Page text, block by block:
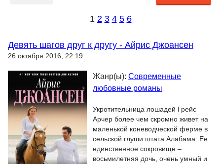
1 2 3 4 5 6
Девять шагов друг к другу - Айрис Джоансен
26 октября 2016, 22:19
Жанр(ы): Современные
любовные романы
Укротительница лошадей Грейс
Арчер более чем скромно живет на
маленькой коневодческой ферме в
сельской глуши штата Алабама. Ее
единственное сокровище –
восьмилетняя дочь, очень умный и